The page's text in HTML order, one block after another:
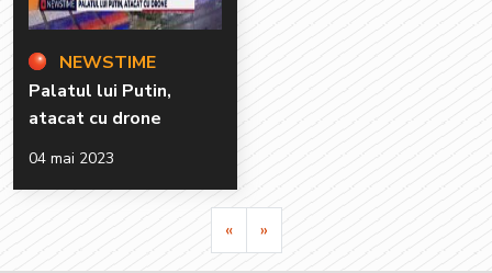
NEWSTIME
Palatul lui Putin,
atacat cu drone
04 mai 2023
«Pagina precedenta
»
Pagina urmatoare